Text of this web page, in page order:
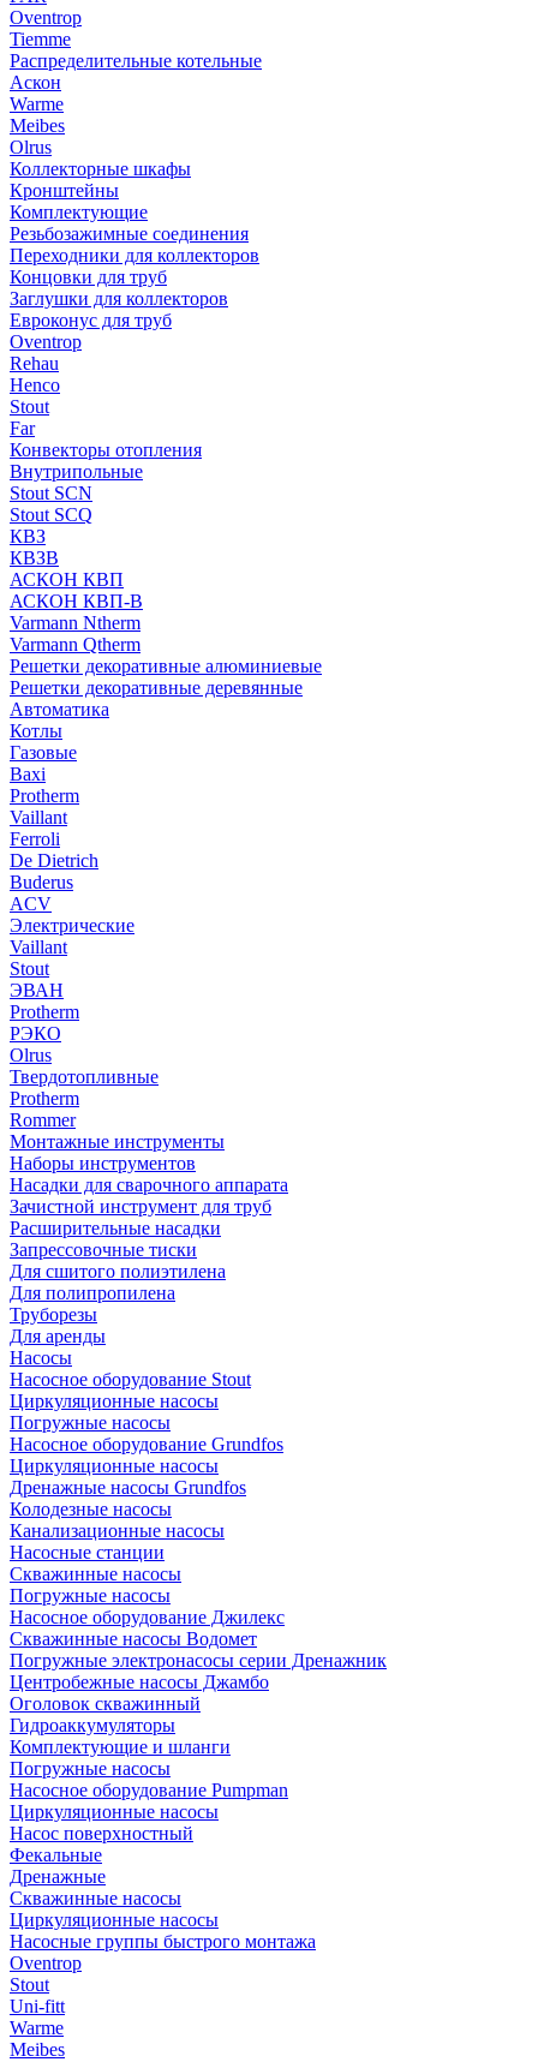
Oventrop
Tiemme
Распределительные котельные
Аскон
Warme
Meibes
Olrus
Коллекторные шкафы
Кронштейны
Комплектующие
Резьбозажимные соединения
Переходники для коллекторов
Концовки для труб
Заглушки для коллекторов
Евроконус для труб
Oventrop
Rehau
Henco
Stout
Far
Конвекторы отопления
Внутрипольные
Stout SCN
Stout SCQ
КВЗ
КВЗВ
АСКОН КВП
АСКОН КВП-В
Varmann Ntherm
Varmann Qtherm
Решетки декоративные алюминиевые
Решетки декоративные деревянные
Автоматика
Котлы
Газовые
Baxi
Protherm
Vaillant
Ferroli
De Dietrich
Buderus
ACV
Электрические
Vaillant
Stout
ЭВАН
Protherm
РЭКО
Olrus
Твердотопливные
Protherm
Rommer
Монтажные инструменты
Наборы инструментов
Насадки для сварочного аппарата
Зачистной инструмент для труб
Расширительные насадки
Запрессовочные тиски
Для сшитого полиэтилена
Для полипропилена
Труборезы
Для аренды
Насосы
Насосное оборудование Stout
Циркуляционные насосы
Погружные насосы
Насосное оборудование Grundfos
Циркуляционные насосы
Дренажные насосы Grundfos
Колодезные насосы
Канализационные насосы
Насосные станции
Скважинные насосы
Погружные насосы
Насосное оборудование Джилекс
Скважинные насосы Водомет
Погружные электронасосы серии Дренажник
Центробежные насосы Джамбо
Оголовок скважинный
Гидроаккумуляторы
Комплектующие и шланги
Погружные насосы
Насосное оборудование Pumpman
Циркуляционные насосы
Насос поверхностный
Фекальные
Дренажные
Скважинные насосы
Циркуляционные насосы
Насосные группы быстрого монтажа
Oventrop
Stout
Uni-fitt
Warme
Meibes